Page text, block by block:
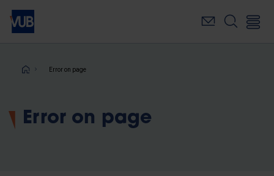
Skip
main
Breadcrumb
Error on page
Error on page